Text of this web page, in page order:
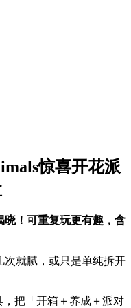
惊喜开花派
晓！可重复玩更有趣，含
次就腻，或只是单纯拆开
，把「开箱＋养成＋派对